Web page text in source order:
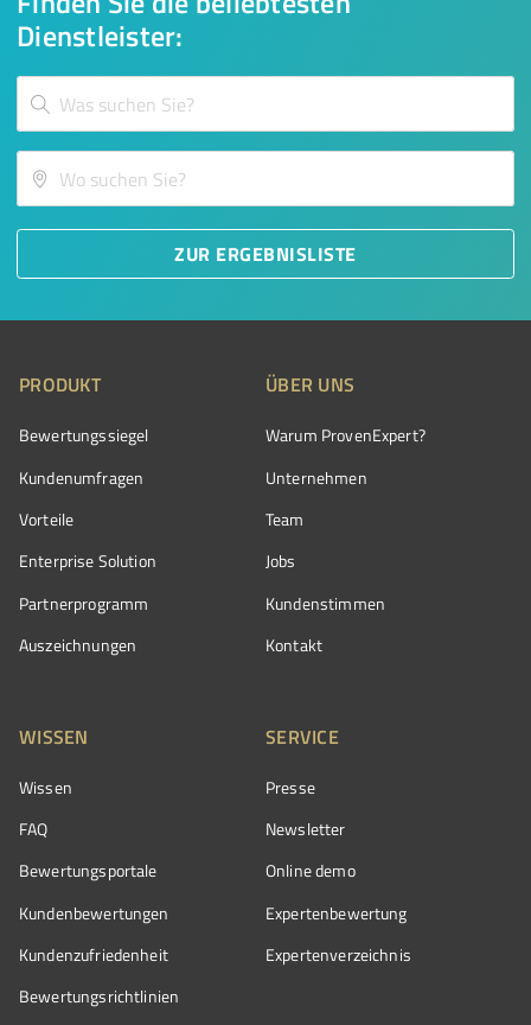
Dienstleister:
ZUR ERGEBNISLISTE
PRODUKT
Bewertungssiegel
Kundenumfragen
Vorteile
Enterprise Solution
Partnerprogramm
Auszeichnungen
ÜBER UNS
Warum ProvenExpert?
Unternehmen
Team
Jobs
Kundenstimmen
Kontakt
WISSEN
Wissen
FAQ
Bewertungsportale
Kundenbewertungen
Kundenzufriedenheit
Bewertungs­richtlinien
SERVICE
Presse
Newsletter
Online demo
Expertenbewertung
Expertenverzeichnis